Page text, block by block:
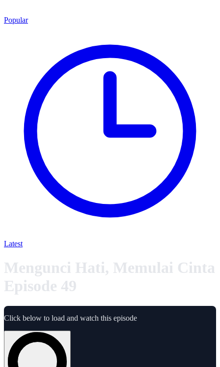
Popular
Latest
Mengunci Hati, Memulai Cinta
Episode 49
Click below to load and watch this episode